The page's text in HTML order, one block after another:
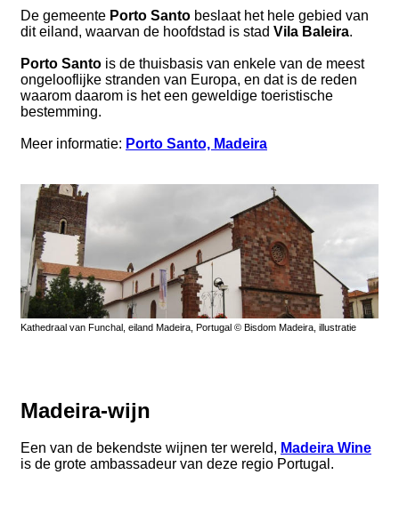
De gemeente Porto Santo beslaat het hele gebied van
dit eiland, waarvan de hoofdstad is stad Vila Baleira.
Porto Santo is de thuisbasis van enkele van de meest
ongelooflijke stranden van Europa, en dat is de reden
waarom daarom is het een geweldige toeristische
bestemming.
Meer informatie: Porto Santo, Madeira
Kathedraal van Funchal, eiland Madeira, Portugal © Bisdom Madeira, illustratie
Madeira-wijn
Een van de bekendste wijnen ter wereld, Madeira Wine
is de grote ambassadeur van deze regio Portugal.